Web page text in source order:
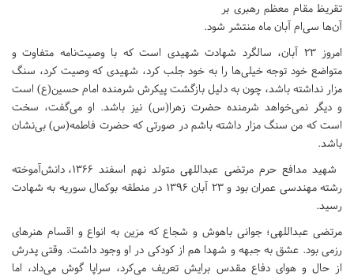
تقریظ مقام معظم رهبری بر
آن‌ها سی‌ام آبان ماه منتشر شود.
امروز 23 آبان،‌ سالگرد شهادت شهیدی است که با وصیت‌نامه متفاوت و
متواضع خود توجه خیلی‌ها را به خود جلب کرد،‌ شهیدی که وصیت کرد،‌ سنگ
مزار نداشته باشد‌، چون به دلیل بازگشت پیکرش شرمنده امام حسین(ع) است
و دیگر نمی‌خواهد شرمنده حضرت زهرا(س) نیز باشد. او می‌گفت‌، سخت
است که من سنگ مزار داشته باشم در صورتی که حضرت فاطمه(س) بی‌نشان
باشد.
شهید مدافع حرم مرتضی عبداللهی متولد نهم اسفند 1366، دانش‌آموخته
رشته مهندسی عمران بود و 23 آبان 1396 در منطقه بوکمال سوریه به شهادت
رسید.
مرتضی عبداللهی؛ جوانی باهوش و شجاع که مزین به انواع و اقسام هنرهای
رزمی بود. عشق به جبهه و شهدا هم از کودکی در او وجود داشت. وقتی پدرش
از حال و هوای دفاع مقدس برایش تعریف می‌کرد، سراپا گوش می‌داد، اما